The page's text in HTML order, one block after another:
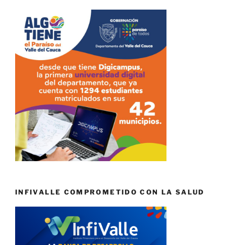
INFIVALLE COMPROMETIDO CON LA SALUD